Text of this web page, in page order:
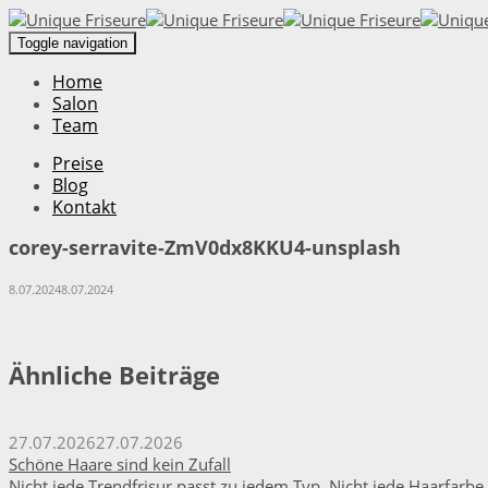
Toggle navigation
Home
Salon
Team
Preise
Blog
Kontakt
corey-serravite-ZmV0dx8KKU4-unsplash
8.07.20248.07.2024
Ähnliche Beiträge
27.07.202627.07.2026
Schöne Haare sind kein Zufall